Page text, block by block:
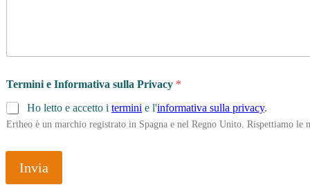
i
a
m
o
u
Termini e Informativa sulla Privacy *
Ho letto e accetto i termini e l'informativa sulla privacy.
Ertheo è un marchio registrato in Spagna e nel Regno Unito. Rispettiamo
Invia